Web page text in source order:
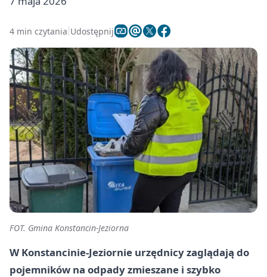
4 min czytania Udostępnij
FOT. Gmina Konstancin-Jeziorna
W Konstancinie-Jeziornie urzędnicy zaglądają do
pojemników na odpady zmieszane i szybko